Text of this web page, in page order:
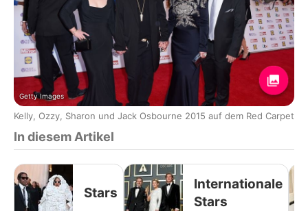
Getty Images
Kelly, Ozzy, Sharon und Jack Osbourne 2015 auf dem Red Carpet
In diesem Artikel
Stars
Internationale
Stars